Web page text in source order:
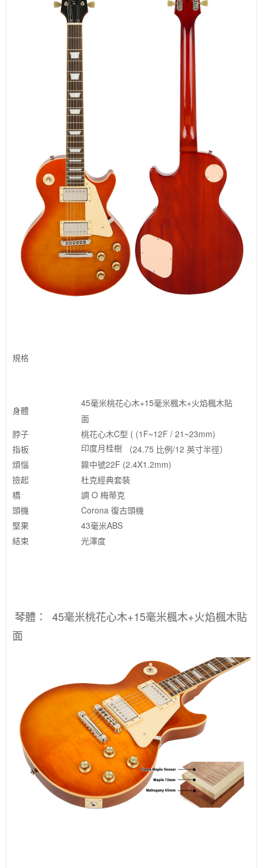
規格
身體
45毫米桃花心木+15毫米楓木+火焰楓木貼
面
脖子
桃花心木C型 ( (1F~12F / 21~23mm)
指板
印度月桂樹
（24.75 比例/12 英寸半徑）
煩惱
鎳中號22F (2.4X1.2mm)
撿起
杜克經典套裝
橋
調 O 梅蒂克
頭機
Corona 復古頭機
堅果
43毫米ABS
結束
光澤度
琴體： 45毫米桃花心木+15毫米楓木+火焰楓木貼
面